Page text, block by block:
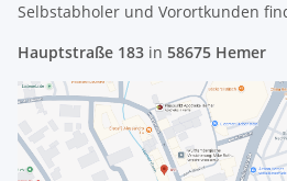
Selbstabholer und Vorortkunden
Hauptstraße 183 in 58675 Hemer